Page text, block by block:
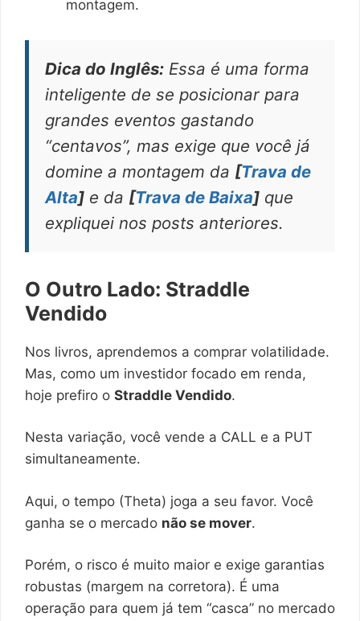
montagem.
Dica do Inglês: Essa é uma forma
inteligente de se posicionar para
grandes eventos gastando
“centavos”, mas exige que você já
domine a montagem da [Trava de
Alta] e da [Trava de Baixa] que
expliquei nos posts anteriores.
O Outro Lado: Straddle
Vendido
Nos livros, aprendemos a comprar volatilidade.
Mas, como um investidor focado em renda,
hoje prefiro o Straddle Vendido.
Nesta variação, você vende a CALL e a PUT
simultaneamente.
Aqui, o tempo (Theta) joga a seu favor. Você
ganha se o mercado não se mover.
Porém, o risco é muito maior e exige garantias
robustas (margem na corretora). É uma
operação para quem já tem “casca” no mercado